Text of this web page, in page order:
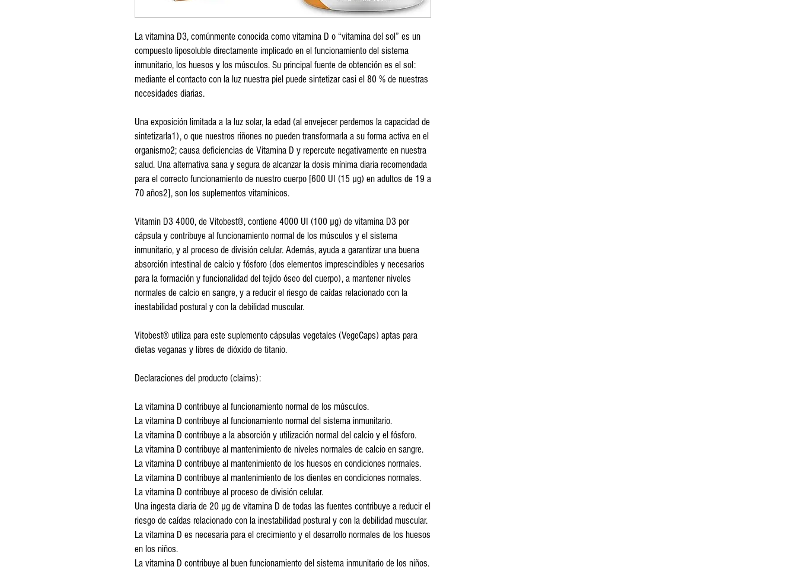
La vitamina D3, comúnmente conocida como vitamina D o “vitamina del sol” es un
compuesto liposoluble directamente implicado en el funcionamiento del sistema
inmunitario, los huesos y los músculos. Su principal fuente de obtención es el sol:
mediante el contacto con la luz nuestra piel puede sintetizar casi el 80 % de nuestras
necesidades diarias.
Una exposición limitada a la luz solar, la edad (al envejecer perdemos la capacidad de
sintetizarla1), o que nuestros riñones no pueden transformarla a su forma activa en el
organismo2; causa deficiencias de Vitamina D y repercute negativamente en nuestra
salud. Una alternativa sana y segura de alcanzar la dosis mínima diaria recomendada
para el correcto funcionamiento de nuestro cuerpo [600 UI (15 µg) en adultos de 19 a
70 años2], son los suplementos vitamínicos.
Vitamin D3 4000, de Vitobest®, contiene 4000 UI (100 µg) de vitamina D3 por
cápsula y contribuye al funcionamiento normal de los músculos y el sistema
inmunitario, y al proceso de división celular. Además, ayuda a garantizar una buena
absorción intestinal de calcio y fósforo (dos elementos imprescindibles y necesarios
para la formación y funcionalidad del tejido óseo del cuerpo), a mantener niveles
normales de calcio en sangre, y a reducir el riesgo de caídas relacionado con la
inestabilidad postural y con la debilidad muscular.
Vitobest® utiliza para este suplemento cápsulas vegetales (VegeCaps) aptas para
dietas veganas y libres de dióxido de titanio.
Declaraciones del producto (claims):
La vitamina D contribuye al funcionamiento normal de los músculos.
La vitamina D contribuye al funcionamiento normal del sistema inmunitario.
La vitamina D contribuye a la absorción y utilización normal del calcio y el fósforo.
La vitamina D contribuye al mantenimiento de niveles normales de calcio en sangre.
La vitamina D contribuye al mantenimiento de los huesos en condiciones normales.
La vitamina D contribuye al mantenimiento de los dientes en condiciones normales.
La vitamina D contribuye al proceso de división celular.
Una ingesta diaria de 20 µg de vitamina D de todas las fuentes contribuye a reducir el
riesgo de caídas relacionado con la inestabilidad postural y con la debilidad muscular.
La vitamina D es necesaria para el crecimiento y el desarrollo normales de los huesos
en los niños.
La vitamina D contribuye al buen funcionamiento del sistema inmunitario de los niños.